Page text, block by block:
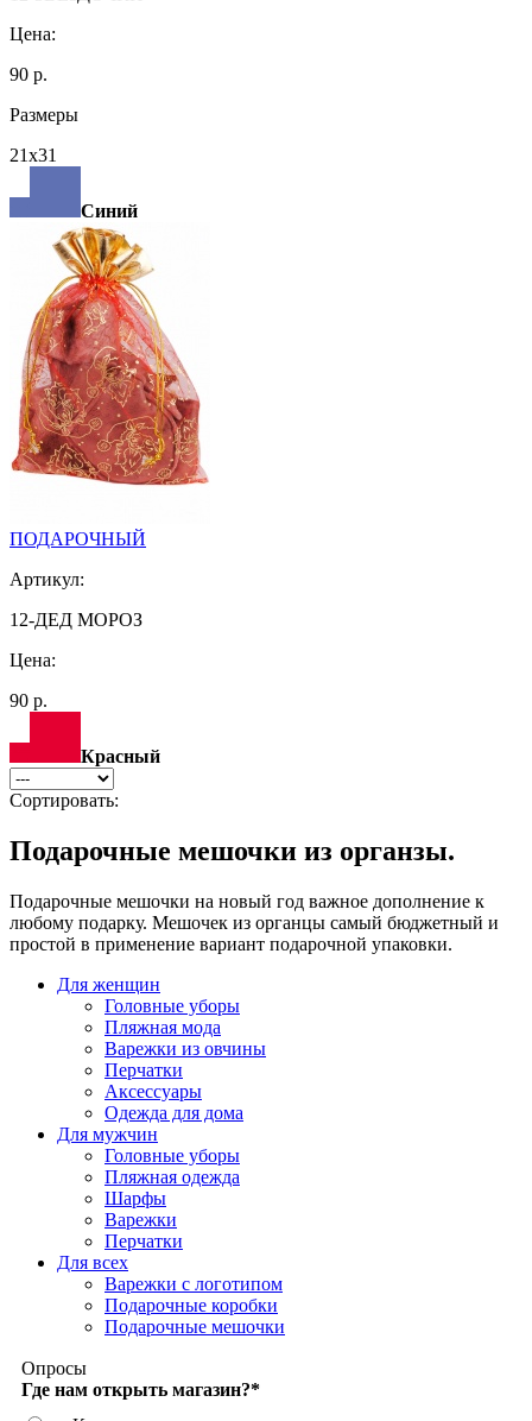
Цена:
90 р.
Размеры
21х31
Синий
ПОДАРОЧНЫЙ
Артикул:
12-ДЕД МОРОЗ
Цена:
90 р.
Красный
Сортировать:
Подарочные мешочки из органзы.
Подарочные мешочки на новый год важное дополнение к
любому подарку. Мешочек из органцы самый бюджетный и
простой в применение вариант подарочной упаковки.
Для женщин
Головные уборы
Пляжная мода
Варежки из овчины
Перчатки
Аксессуары
Одежда для дома
Для мужчин
Головные уборы
Пляжная одежда
Шарфы
Варежки
Перчатки
Для всех
Варежки с логотипом
Подарочные коробки
Подарочные мешочки
Опросы
Где нам открыть магазин?*